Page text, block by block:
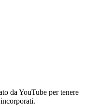
da YouTube per tenere